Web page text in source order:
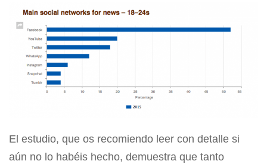
El estudio, que os recomiendo leer con detalle si
aún no lo habéis hecho, demuestra que tanto